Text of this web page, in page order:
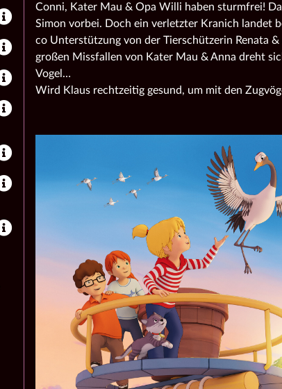
Conni, Kater Mau & Opa Willi haben sturmfrei!
Simon vorbei. Doch ein verletzter Kranich landet
co Unterstützung von der Tierschützerin Renata
großen Missfallen von Kater Mau & Anna dreht
Vogel…
Wird Klaus rechtzeitig gesund, um mit den